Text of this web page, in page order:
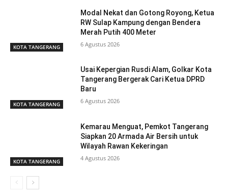
KOTA TANGERANG
Modal Nekat dan Gotong Royong, Ketua
RW Sulap Kampung dengan Bendera
Merah Putih 400 Meter
6 Agustus 2026
KOTA TANGERANG
Usai Kepergian Rusdi Alam, Golkar Kota
Tangerang Bergerak Cari Ketua DPRD
Baru
6 Agustus 2026
KOTA TANGERANG
Kemarau Menguat, Pemkot Tangerang
Siapkan 20 Armada Air Bersih untuk
Wilayah Rawan Kekeringan
4 Agustus 2026